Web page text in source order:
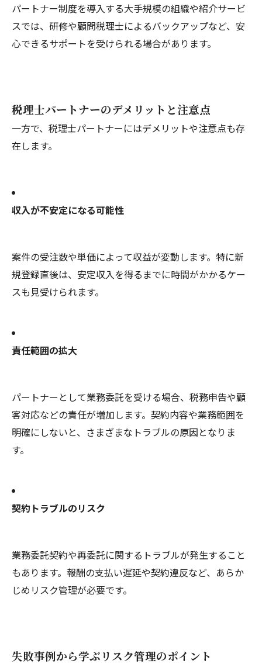
パートナー制度を導入する大手規模の組織や紹介サービ
スでは、研修や顧問税理士によるバックアップなど、安
心できるサポートを受けられる場合があります。
税理士パートナーのデメリットと注意点
一方で、税理士パートナーにはデメリットや注意点も存
在します。
収入が不安定になる可能性
案件の受注数や単価によって収益が変動します。特に新
規登録直後は、安定収入を得るまでに時間がかかるケー
スも見受けられます。
責任範囲の拡大
パートナーとして業務委託を受ける場合、税務申告や顧
客対応などの責任が増加します。契約内容や業務範囲を
明確にしないと、さまざまなトラブルの原因となりま
す。
契約トラブルのリスク
業務委託契約や再委託に関するトラブルが発生すること
もあります。報酬の支払い遅延や契約違反など、あらか
じめリスク管理が必要です。
失敗事例から学ぶリスク管理のポイント